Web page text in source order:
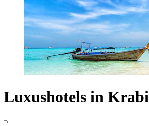
Luxushotels in Krabi